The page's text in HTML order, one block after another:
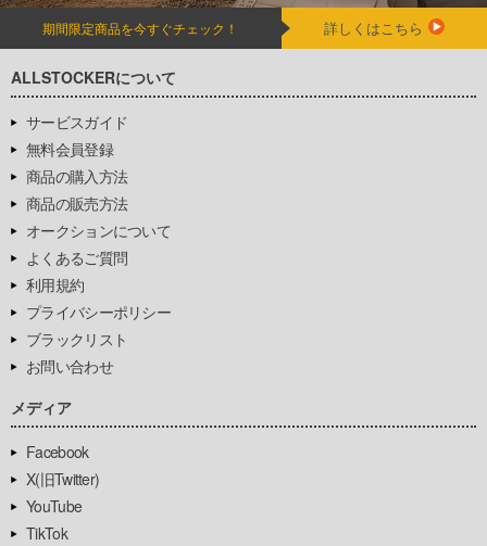
期間限定商品を今すぐチェック！ 詳しくはこちら
ALLSTOCKERについて
サービスガイド
無料会員登録
商品の購入方法
商品の販売方法
オークションについて
よくあるご質問
利用規約
プライバシーポリシー
ブラックリスト
お問い合わせ
メディア
Facebook
X(旧Twitter)
YouTube
TikTok